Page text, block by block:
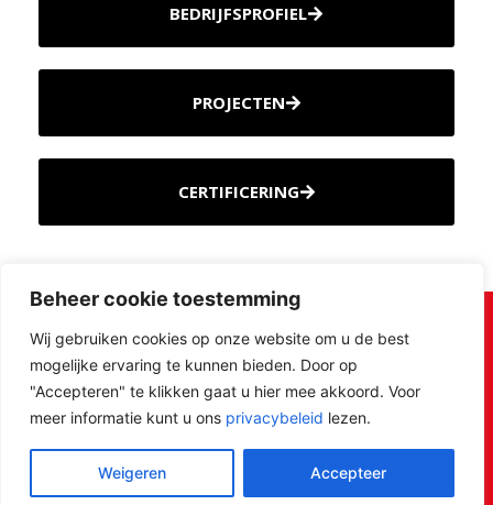
Beheer cookie toestemming
Wij gebruiken cookies op onze website om u de best
mogelijke ervaring te kunnen bieden. Door op
"Accepteren" te klikken gaat u hier mee akkoord. Voor
meer informatie kunt u ons privacybeleid lezen.
Weigeren Accepteer
BEDRIJFSPROFIEL
PROJECTEN
CERTIFICERING
Huls Staalbouw B.V. - 2026 Website: pebmarketing.nl